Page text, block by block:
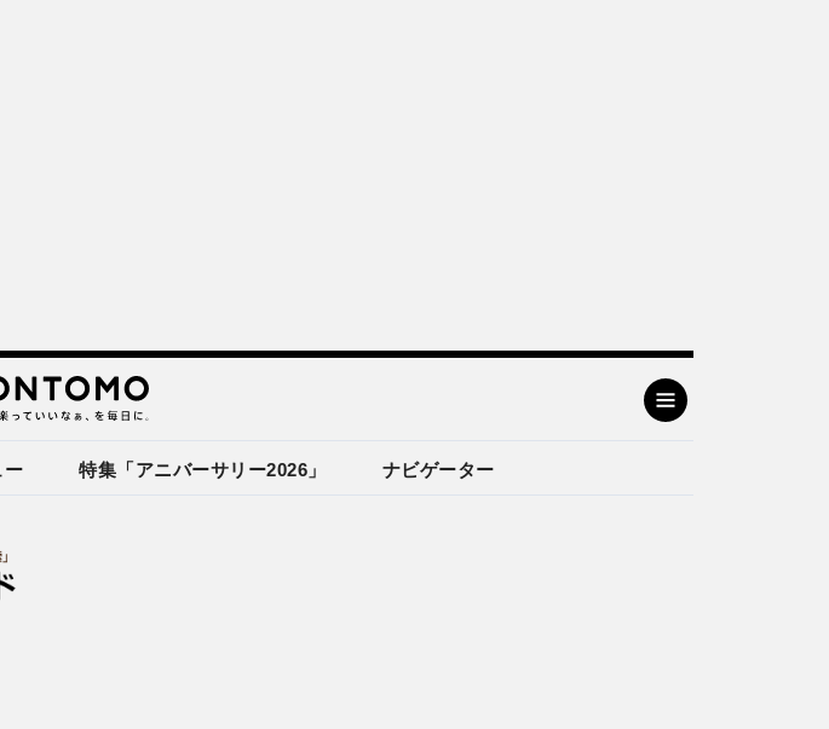
ー 特集「アニバーサリー2026」 ナビゲーター